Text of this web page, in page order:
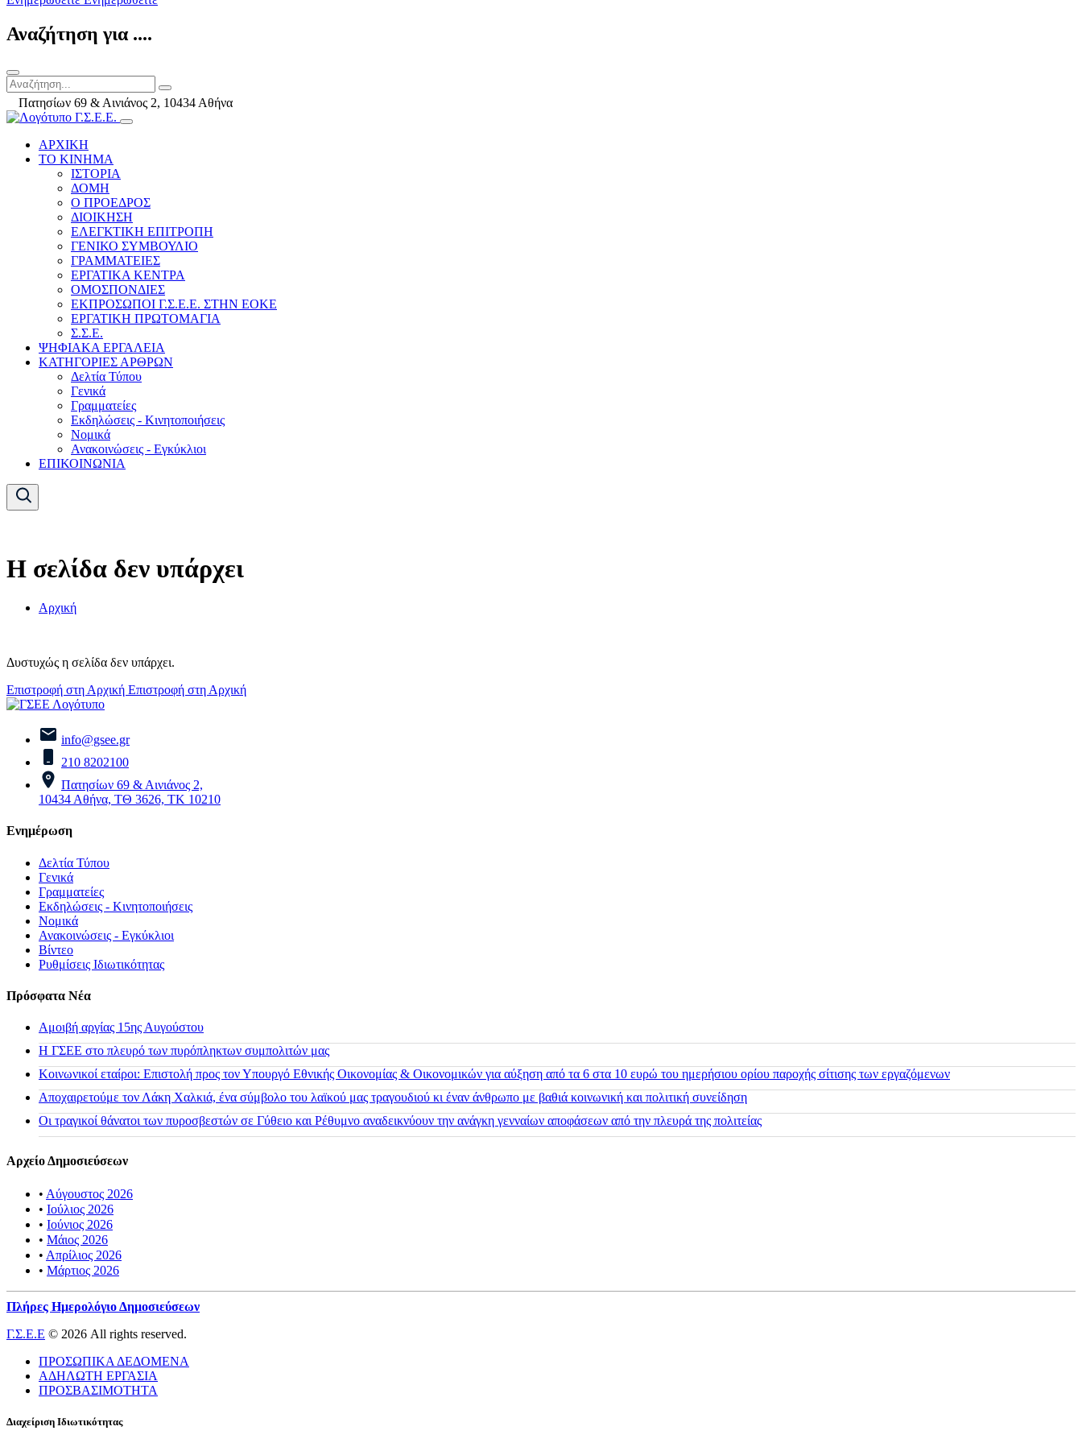
Αναζήτηση για ....
Πατησίων 69 & Αινιάνος 2, 10434 Αθήνα
ΑΡΧΙΚΗ
ΤΟ ΚΙΝΗΜΑ
ΙΣΤΟΡΙΑ
ΔΟΜΗ
Ο ΠΡΟΕΔΡΟΣ
ΔΙΟΙΚΗΣΗ
ΕΛΕΓΚΤΙΚΗ ΕΠΙΤΡΟΠΗ
ΓΕΝΙΚΟ ΣΥΜΒΟΥΛΙΟ
ΓΡΑΜΜΑΤΕΙΕΣ
ΕΡΓΑΤΙΚΑ ΚΕΝΤΡΑ
ΟΜΟΣΠΟΝΔΙΕΣ
ΕΚΠΡΟΣΩΠΟΙ Γ.Σ.Ε.Ε. ΣΤΗΝ ΕΟΚΕ
ΕΡΓΑΤΙΚΗ ΠΡΩΤΟΜΑΓΙΑ
Σ.Σ.Ε.
ΨΗΦΙΑΚΑ ΕΡΓΑΛΕΙΑ
ΚΑΤΗΓΟΡΙΕΣ ΑΡΘΡΩΝ
Δελτία Τύπου
Γενικά
Γραμματείες
Εκδηλώσεις - Κινητοποιήσεις
Νομικά
Ανακοινώσεις - Εγκύκλιοι
ΕΠΙΚΟΙΝΩΝΙΑ
Η σελίδα δεν υπάρχει
Αρχική
Δυστυχώς η σελίδα δεν υπάρχει.
Επιστροφή στη Αρχική Επιστροφή στη Αρχική
info@gsee.gr
210 8202100
Πατησίων 69 & Αινιάνος 2,
10434 Αθήνα, ΤΘ 3626, ΤΚ 10210
Ενημέρωση
Δελτία Τύπου
Γενικά
Γραμματείες
Εκδηλώσεις - Κινητοποιήσεις
Νομικά
Ανακοινώσεις - Εγκύκλιοι
Βίντεο
Ρυθμίσεις Ιδιωτικότητας
Πρόσφατα Νέα
Αμοιβή αργίας 15ης Αυγούστου
H ΓΣΕΕ στο πλευρό των πυρόπληκτων συμπολιτών μας
Κοινωνικοί εταίροι: Επιστολή προς τον Υπουργό Εθνικής Οικονομίας & Οικονομικών για αύξηση από τα 6 στα 10 ευρώ του ημερήσιου ορίου παροχής σίτισης των εργαζόμενων
Αποχαιρετούμε τον Λάκη Χαλκιά, ένα σύμβολο του λαϊκού μας τραγουδιού κι έναν άνθρωπο με βαθιά κοινωνική και πολιτική συνείδηση
Οι τραγικοί θάνατοι των πυροσβεστών σε Γύθειο και Ρέθυμνο αναδεικνύουν την ανάγκη γενναίων αποφάσεων από την πλευρά της πολιτείας
Αρχείο Δημοσιεύσεων
• Αύγουστος 2026
• Ιούλιος 2026
• Ιούνιος 2026
• Μάιος 2026
• Απρίλιος 2026
• Μάρτιος 2026
Πλήρες Ημερολόγιο Δημοσιεύσεων
Γ.Σ.Ε.Ε © 2026 All rights reserved.
ΠΡΟΣΩΠΙΚΑ ΔΕΔΟΜΕΝΑ
ΑΔΗΛΩΤΗ ΕΡΓΑΣΙΑ
ΠΡΟΣΒΑΣΙΜΟΤΗΤΑ
Διαχείριση Ιδιωτικότητας